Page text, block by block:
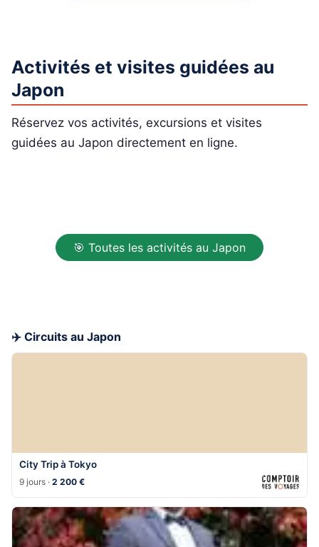
Activités et visites guidées au
Japon
Réservez vos activités, excursions et visites
guidées au Japon directement en ligne.
🎯 Toutes les activités au Japon
✈️ Circuits au Japon
City Trip à Tokyo
9 jours ·2 200 €